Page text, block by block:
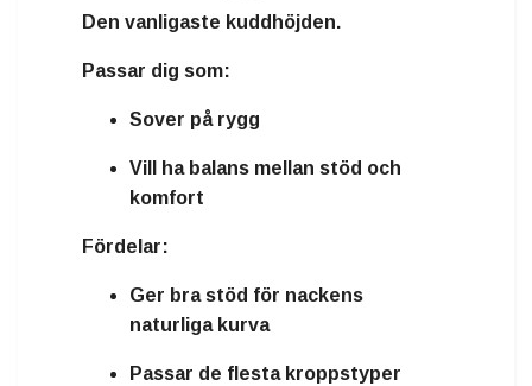
Den vanligaste kuddhöjden.
Passar dig som:
Sover på rygg
Vill ha balans mellan stöd och
komfort
Fördelar:
Ger bra stöd för nackens
naturliga kurva
Passar de flesta kroppstyper